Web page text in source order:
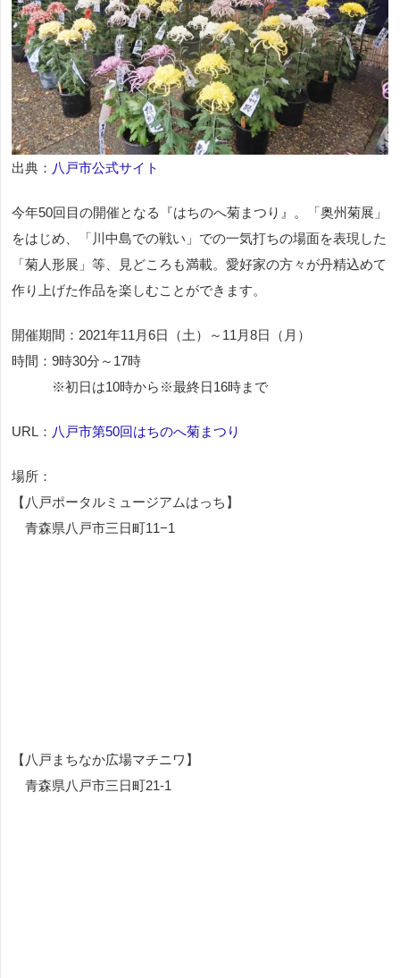
出典： 八戸市公式サイト
今年50回目の開催となる『はちのへ菊まつり』。「奥州菊展」
をはじめ、「川中島での戦い」での一気打ちの場面を表現した
「菊人形展」等、見どころも満載。愛好家の方々が丹精込めて
作り上げた作品を楽しむことができます。
開催期間：2021年11月6日（土）～11月8日（月）
時間：9時30分～17時
※初日は10時から※最終日16時まで
URL： 八戸市第50回はちのへ菊まつり
場所：
【八戸ポータルミュージアムはっち】
青森県八戸市三日町11−1
【八戸まちなか広場マチニワ】
青森県八戸市三日町21-1